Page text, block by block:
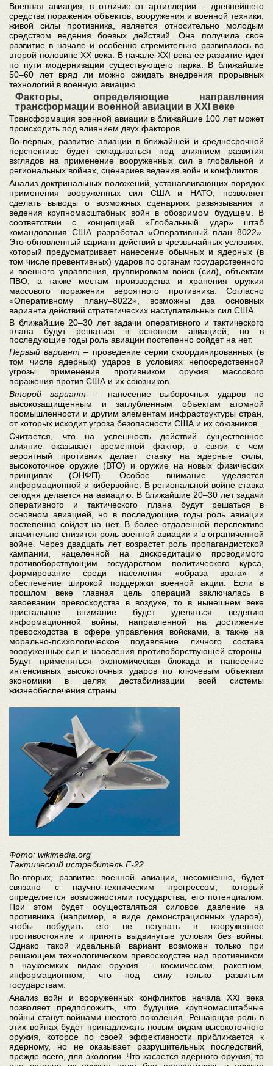
Военная авиация, в отличие от артиллерии – древнейшего
средства поражения объектов, вооружения и военной техники,
живой силы противника, является относительно молодым
средством ведения боевых действий. Она получила свое
развитие в начале и особенно стремительно развивалась во
второй половине ХХ века. В начале ХХI века ее развитие идет
по пути модернизации существующего парка. В ближайшие
50–60 лет вряд ли можно ожидать внедрения прорывных
технологий в военную авиацию.
Факторы, определяющие направления
трансформации военной авиации в ХХI веке
Трансформация военной авиации в ближайшие 100 лет может
происходить под влиянием двух факторов.
Во-первых, развитие авиации в ближайшей и среднесрочной
перспективе будет складываться под влиянием развития
взглядов на применение вооруженных сил в глобальной и
региональных войнах, сценариев ведения войн и конфликтов.
Анализ доктринальных положений, устанавливающих порядок
применения вооруженных сил США и НАТО, позволяет
сделать выводы о возможных сценариях развязывания и
ведения крупномасштабных войн в обозримом будущем. В
соответствии с концепцией «Глобальный удар» штаб
командования США разработал «Оперативный план–8022».
Это обновленный вариант действий в чрезвычайных условиях,
который предусматривает нанесение обычных и ядерных (в
том числе превентивных) ударов по органам государственного
и военного управления, группировкам войск (сил), объектам
ПВО, а также местам производства и хранения оружия
массового поражения вероятного противника. Согласно
«Оперативному плану–8022», возможны два основных
варианта действий стратегических наступательных сил США.
В ближайшие 20–30 лет задачи оперативного и тактического
плана будут решаться в основном авиацией, но в
последующие годы роль авиации постепенно сойдет на нет.
Первый вариант – проведение серии скоординированных (в
том числе ядерных) ударов в условиях непосредственной
угрозы применения противником оружия массового
поражения против США и их союзников.
Второй вариант – нанесение выборочных ударов по
высокозащищенным и заглубленным объектам атомной
промышленности и другим элементам инфраструктуры стран,
от которых исходит угроза безопасности США и их союзников.
Считается, что на успешность действий существенное
влияние оказывает временной фактор, в связи с чем
вероятный противник делает ставку на ядерные силы,
высокоточное оружие (ВТО) и оружие на новых физических
принципах (ОНФП). Особое внимание уделяется
информационной и кибервойне. В региональной войне ставка
сегодня делается на авиацию. В ближайшие 20–30 лет задачи
оперативного и тактического плана будут решаться в
основном авиацией, но в последующие годы роль авиации
постепенно сойдет на нет. В более отдаленной перспективе
значительно снизится роль военной авиации и в ограниченной
войне. Через двадцать лет возрастет роль пропагандистской
кампании, нацеленной на дискредитацию проводимого
противоборствующим государством политического курса,
формирование среди населения «образа врага» и
обеспечение широкой поддержки военной акции. Если в
прошлом веке главная цель операций заключалась в
завоевании превосходства в воздухе, то в нынешнем веке
пристальное внимание будет уделяться ведению
информационной войны, направленной на достижение
превосходства в сфере управления войсками, а также на
морально-психологическое подавление личного состава
вооруженных сил и населения противоборствующей стороны.
Будут применяться экономическая блокада и нанесение
интенсивных высокоточных ударов по ключевым объектам
экономики в целях дестабилизации всей системы
жизнеобеспечения страны.
Фото: wikimedia.org
Тактический истребитель F-22
Во-вторых, развитие военной авиации, несомненно, будет
связано с научно-техническим прогрессом, который
определяется возможностями государства, его потенциалом.
При этом будет осуществляться силовое давление на
противника (например, в виде демонстрационных ударов),
чтобы побудить его не вступать в вооруженное
противостояние и принять выдвинутые условия без войны.
Однако такой идеальный вариант возможен только при
решающем технологическом превосходстве над противником
в наукоемких видах оружия – космическом, ракетном,
информационном, что под силу только развитым
государствам.
Анализ войн и вооруженных конфликтов начала XXI века
позволяет предположить, что будущие крупномасштабные
войны станут войнами шестого поколения. Решающая роль в
этих войнах будет принадлежать новым видам высокоточного
оружия, которое по своей эффективности приближается к
ядерному, но не оказывает разрушительных последствий,
прежде всего, для экологии. Что касается ядерного оружия, то